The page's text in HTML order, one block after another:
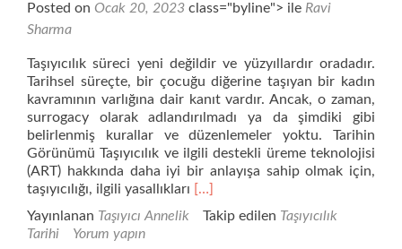
Posted on Ocak 20, 2023 class="byline"> ile Ravi
Sharma
Taşıyıcılık süreci yeni değildir ve yüzyıllardır oradadır.
Tarihsel süreçte, bir çocuğu diğerine taşıyan bir kadın
kavramının varlığına dair kanıt vardır. Ancak, o zaman,
surrogacy olarak adlandırılmadı ya da şimdiki gibi
belirlenmiş kurallar ve düzenlemeler yoktu. Tarihin
Görünümü Taşıyıcılık ve ilgili destekli üreme teknolojisi
(ART) hakkında daha iyi bir anlayışa sahip olmak için,
taşıyıcılığı, ilgili yasallıkları Daha
okuyunTaşıyıcılık
[…]
Yayınlanan Taşıyıcı Annelik Takip edilen Taşıyıcılık
Tarihi
Yorum yapın